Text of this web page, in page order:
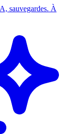
sauvegardes. À